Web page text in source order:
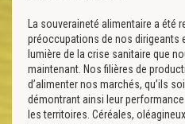
La souveraineté alimentaire a été
préoccupations de nos dirigeants
lumière de la crise sanitaire que
maintenant. Nos filières de
d’alimenter nos marchés, qu’ils
démontrant ainsi leur
les territoires. Céréales,